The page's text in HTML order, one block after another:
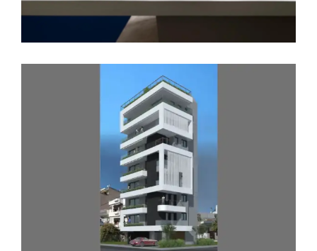
Εξαόροφη πολυκατοικία στο κέντρο της
Χαλκίδας